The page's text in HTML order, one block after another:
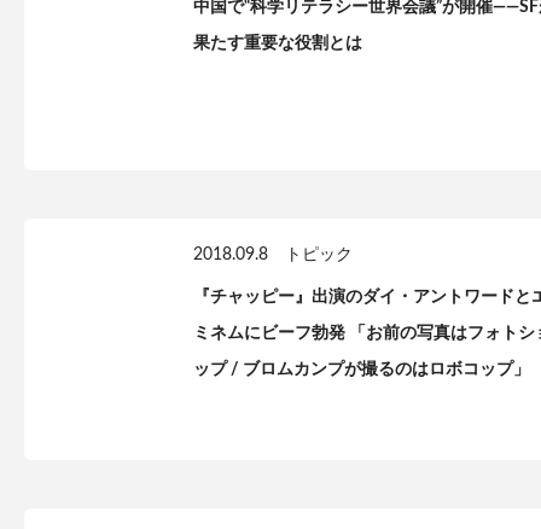
中国で“科学リテラシー世界会議”が開催
果たす重要な役割とは
2018.09.8 トピック
『チャッピー』出演のダイ・アントワードと
ミネムにビーフ勃発 「お前の写真はフォトシ
ップ / ブロムカンプが撮るのはロボコップ」